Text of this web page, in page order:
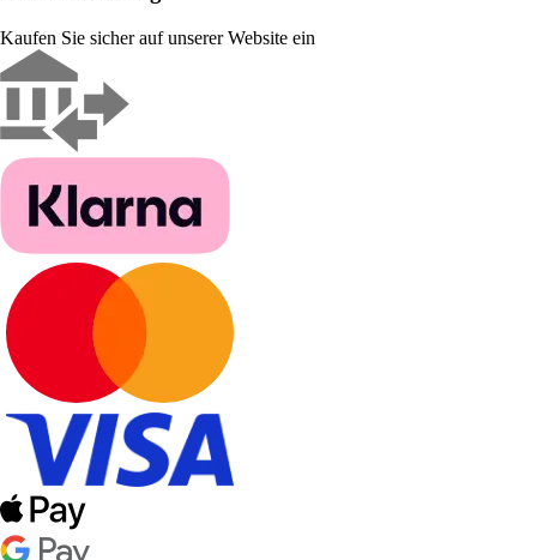
Kaufen Sie sicher auf unserer Website ein